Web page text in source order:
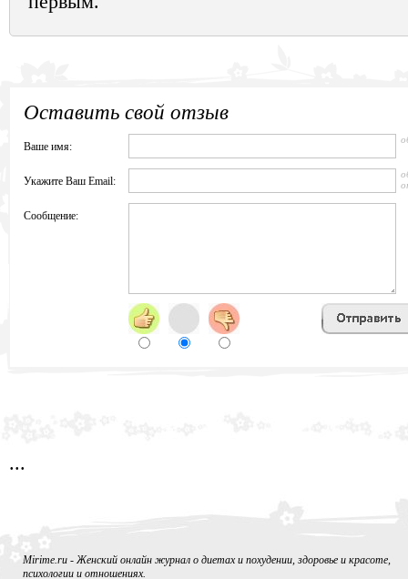
Оставить свой отзыв
Ваше имя:
Укажите Ваш Email:
Сообщение:
...
Mirime.ru - Женский онлайн журнал о диетах и похудении, здоровье и красоте,
психологии и отношениях.